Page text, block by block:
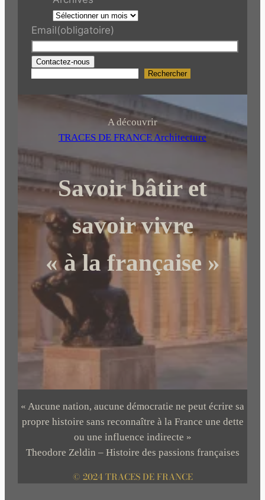
Email(obligatoire)
Contactez-nous
R
r
h
r
Rechercher
A découvrir
TRACES DE FRANCE Architecture
Savoir bâtir et
savoir vivre
« à la française »
« Aucune nation, aucune démocratie ne peut écrire sa
propre histoire sans reconnaître à la France une dette
ou une influence indirecte »
Theodore Zeldin – Histoire des passions françaises
© 2024 TRACES DE FRANCE